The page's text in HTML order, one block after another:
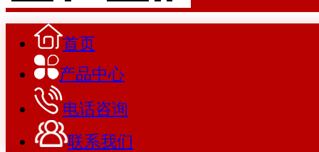
首页
产品中心
电话咨询
联系我们